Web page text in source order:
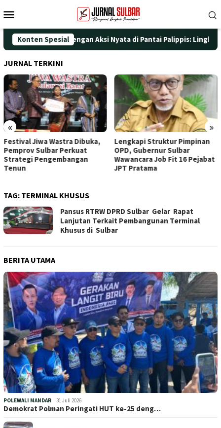
ke
Mobile
Konten Spesial
HUT ke-25 dengan Aksi Nyata di Pantai Palippis:
JURNAL TERKINI
« »
Festival Jiwa Wastra Dibuka,
Pemprov Sulbar Perkuat
Strategi Pengembangan
Tenun
Lengkapi Struktur Pimpinan
OPD, Gubernur Sulbar
Wawancara Job Fit 16 Pejabat
JPT Pratama
TAG: TERMINAL KHUSUS
Pansus RTRW DPRD Sulbar Gelar Rapat
Lanjutan Terkait Pembangunan Terminal
Khusus di Sulbar
BERITA UTAMA
POLEWALI MANDAR 31 Juli 2026
Demokrat Polman Peringati HUT ke-25 deng…